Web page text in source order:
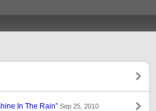
In The Rain” Sep 25, 2010